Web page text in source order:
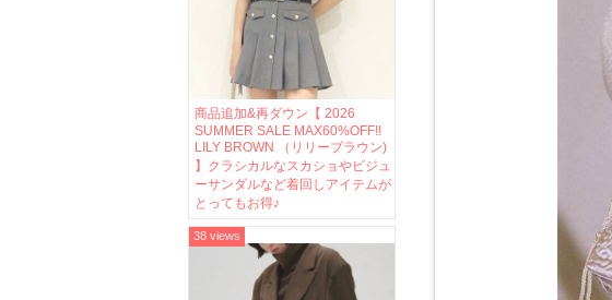
商品追加&再ダウン【 2026
SUMMER SALE MAX60%OFF!!
LILY BROWN （リリーブラウン)
】クラシカルなスカショやビジュ
ーサンダルなど着回しアイテムが
とってもお得♪
38 views